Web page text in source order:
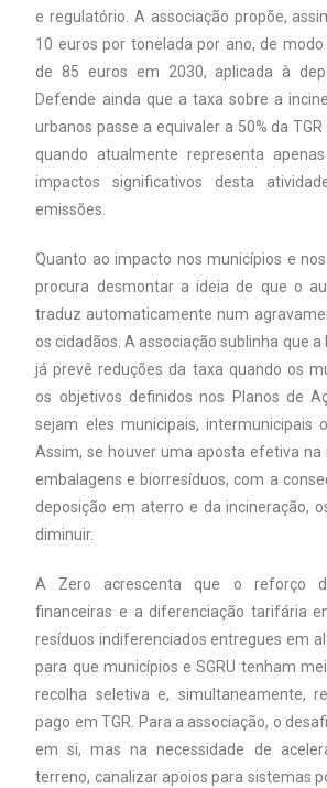
e regulatório. A associação propõe,
10 euros por tonelada por ano, de
de 85 euros em 2030, aplicada à
Defende ainda que a taxa sobre a
urbanos passe a equivaler a 50% da
quando atualmente representa
impactos significativos desta
emissões.
Quanto ao impacto nos municípios e
procura desmontar a ideia de que o
traduz automaticamente num
os cidadãos. A associação sublinha que
já prevê reduções da taxa quando os
os objetivos definidos nos Planos de
sejam eles municipais, intermunicipais
Assim, se houver uma aposta efetiva na
embalagens e biorresíduos, com a
deposição em aterro e da incineração,
diminuir.
A Zero acrescenta que o reforço
financeiras e a diferenciação tarifária
resíduos indiferenciados entregues em
para que municípios e SGRU tenham
recolha seletiva e, simultaneamente,
pago em TGR. Para a associação, o
em si, mas na necessidade de
terreno, canalizar apoios para sistemas